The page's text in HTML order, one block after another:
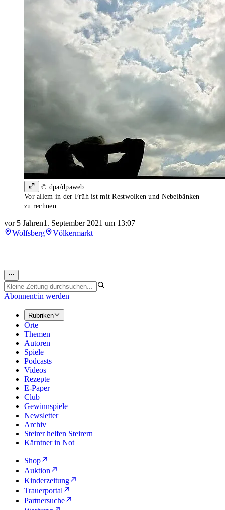
© dpa/dpaweb
Vor allem in der Früh ist mit Restwolken und Nebelbänken
zu rechnen
vor 5 Jahren1. September 2021 um 13:07
Wolfsberg
Völkermarkt
Abonnent:in werden
Rubriken
Orte
Themen
Autoren
Spiele
Podcasts
Videos
Rezepte
E-Paper
Club
Gewinnspiele
Newsletter
Archiv
Steirer helfen Steirern
Kärntner in Not
Shop
Auktion
Kinderzeitung
Trauerportal
Partnersuche